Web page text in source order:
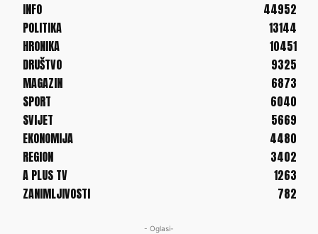
INFO
44952
POLITIKA
13144
HRONIKA
10451
DRUŠTVO
9325
MAGAZIN
6873
SPORT
6040
SVIJET
5669
EKONOMIJA
4480
REGION
3402
A PLUS TV
1263
ZANIMLJIVOSTI
782
- Oglasi-